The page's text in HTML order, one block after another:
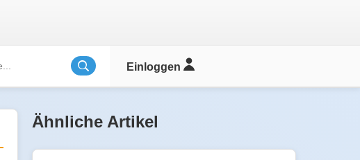
Einloggen
Ähnliche Artikel